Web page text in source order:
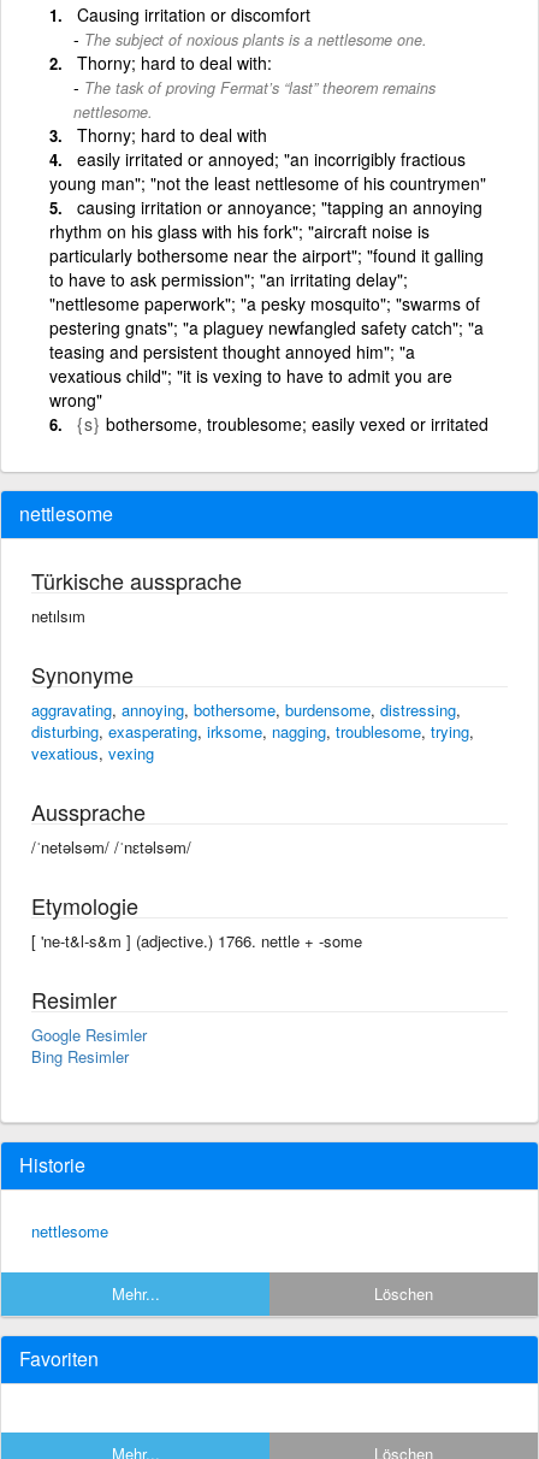
Causing irritation or discomfort
The subject of noxious plants is a nettlesome one.
Thorny; hard to deal with:
The task of proving Fermat’s “last” theorem remains
nettlesome.
Thorny; hard to deal with
easily irritated or annoyed; "an incorrigibly fractious
young man"; "not the least nettlesome of his countrymen"
causing irritation or annoyance; "tapping an annoying
rhythm on his glass with his fork"; "aircraft noise is
particularly bothersome near the airport"; "found it galling
to have to ask permission"; "an irritating delay";
"nettlesome paperwork"; "a pesky mosquito"; "swarms of
pestering gnats"; "a plaguey newfangled safety catch"; "a
teasing and persistent thought annoyed him"; "a
vexatious child"; "it is vexing to have to admit you are
wrong"
{s} bothersome, troublesome; easily vexed or irritated
nettlesome
Türkische aussprache
netılsım
Synonyme
aggravating, annoying, bothersome, burdensome, distressing,
disturbing, exasperating, irksome, nagging, troublesome, trying,
vexatious, vexing
Aussprache
/ˈnetəlsəm/ /ˈnɛtəlsəm/
Etymologie
[ 'ne-t&l-s&m ] (adjective.) 1766. nettle +‎ -some
Resimler
Google Resimler
Bing Resimler
Historie
nettlesome
Mehr... Löschen
Favoriten
Mehr... Löschen